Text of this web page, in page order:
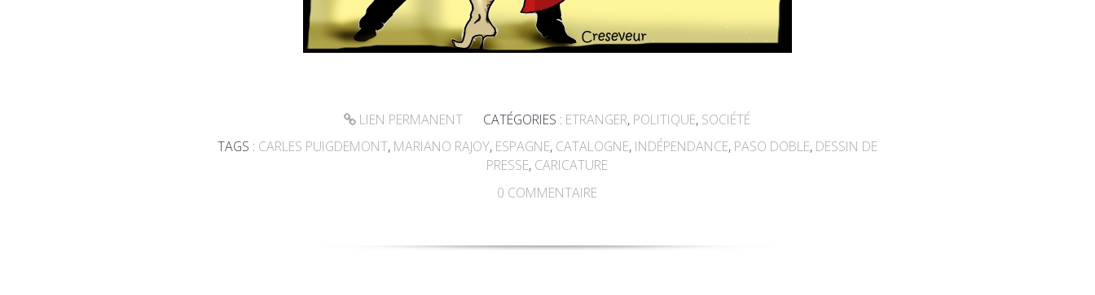
LIEN PERMANENT CATÉGORIES : ETRANGER, POLITIQUE, SOCIÉTÉ
TAGS : CARLES PUIGDEMONT, MARIANO RAJOY, ESPAGNE, CATALOGNE, INDÉPENDANCE, PASO DOBLE, DESSIN DE
PRESSE, CARICATURE
0 COMMENTAIRE